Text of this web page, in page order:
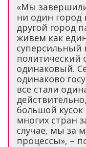
«Мы
ни один город
другой город
живем как
суперсильный
политический
одинаковый.
одинаково
все стали
большой
многих стран
случае, мы за
процессы», –